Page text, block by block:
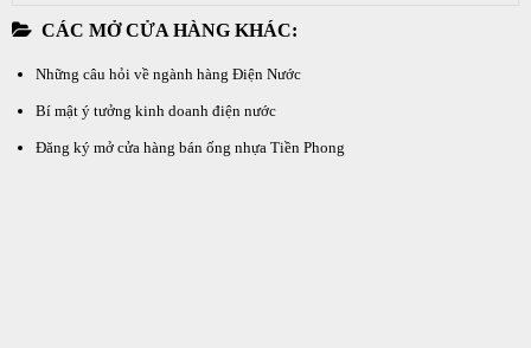
CÁC MỞ CỬA HÀNG KHÁC:
Những câu hỏi về ngành hàng Điện Nước
Bí mật ý tưởng kinh doanh điện nước
Đăng ký mở cửa hàng bán ống nhựa Tiền Phong